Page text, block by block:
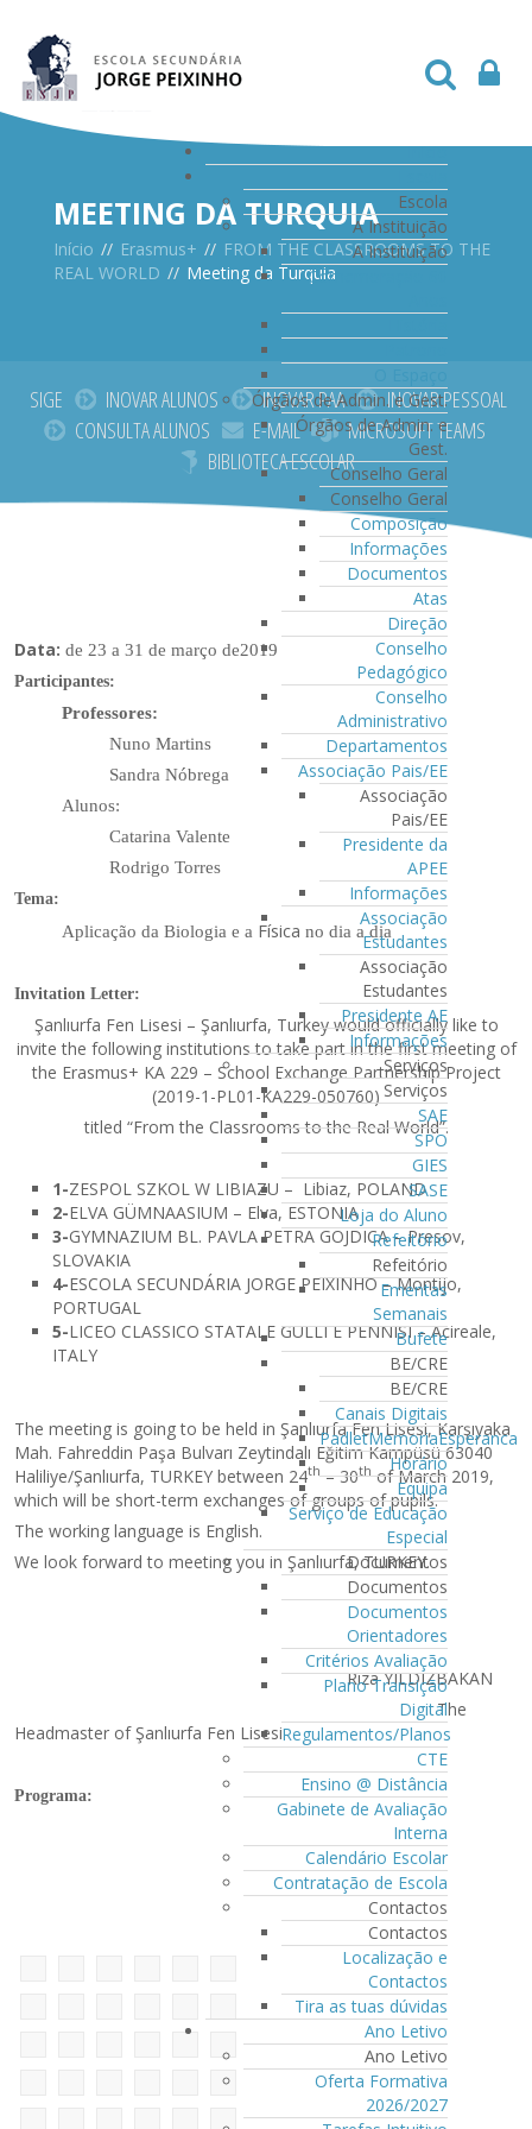
Início
Escola
A Instituição
A Instituição
Comemoração 60
Órgãos de Admin. e Gest.
Órgãos de Admin. e
Gest.
Conselho Geral
Conselho Geral
Composição
Informações
Documentos
Atas
Direção
Conselho
Pedagógico
Conselho
Administrativo
Departamentos
Associação Pais/EE
Associação
Pais/EE
Presidente da
APEE
Informações
Associação
Estudantes
Associação
Estudantes
Presidente AE
Informações
Serviços
Serviços
SAE
SPO
GIES
SASE
Loja do Aluno
Refeitório
Refeitório
Ementas
Semanais
Bufete
BE/CRE
BE/CRE
Canais Digitais
PadletMemoriaEsperanca
Horário
Equipa
Serviço de Educação
Especial
Documentos
Documentos
Documentos
Orientadores
Critérios Avaliação
Plano Transição
Digital
Regulamentos/Planos
CTE
Ensino @ Distância
Gabinete de Avaliação
Interna
Calendário Escolar
Contratação de Escola
Contactos
Contactos
Localização e
Contactos
Tira as tuas dúvidas
Ano Letivo
Ano Letivo
Oferta Formativa
2026/2027
MEETING DA TURQUIA
Início // Erasmus+ // FROM THE CLASSROOMS TO THE
REAL WORLD // Meeting da Turquia
SIGE INOVAR ALUNOS INOVAR PAA
INOVAR PESSOAL
CONSULTA ALUNOS
E-MAIL
MICROSOFT TEAMS
BIBLIOTECA ESCOLAR
Data: de 23 a 31 de março de2019
Participantes:
Professores:
Nuno Martins
Sandra Nóbrega
Alunos:
Catarina Valente
Rodrigo Torres
Tema:
Aplicação da Biologia e a Física no dia a dia
Invitation Letter:
Şanlıurfa Fen Lisesi – Şanlıurfa, Turkey would officially like to
invite the following institutions to take part in the first meeting of
the Erasmus+ KA 229 – School Exchange Partnership Project
(2019-1-PL01-KA229-050760)
titled “From the Classrooms to the Real World”.
1-ZESPOL SZKOL W LIBIAZU – Libiaz, POLAND
2-ELVA GÜMNAASIUM – Elva, ESTONIA
3-GYMNAZIUM BL. PAVLA PETRA GOJDICA – Presov,
SLOVAKIA
4-ESCOLA SECUNDÁRIA JORGE PEIXINHO – Montijo,
PORTUGAL
5-LICEO CLASSICO STATALE GULLI E PENNISI – Acireale,
ITALY
The meeting is going to be held in Şanlıurfa Fen Lisesi, Karşıyaka
Mah. Fahreddin Paşa Bulvarı Zeytindalı Eğitim Kampüsü 63040
Haliliye/Şanlıurfa, TURKEY between 24th– 30thof March 2019,
which will be short-term exchanges of groups of pupils.
The working language is English.
We look forward to meeting you in Şanlıurfa, TURKEY.
Rıza YILDIZBAKAN
The
Headmaster of Şanlıurfa Fen Lisesi
Programa: